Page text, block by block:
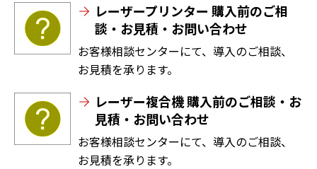
レーザープリンター 購入前のご相
談・お見積・お問い合わせ
お客様相談センターにて、導入のご相談、
お見積を承ります。
レーザー複合機 購入前のご相談・お
見積・お問い合わせ
お客様相談センターにて、導入のご相談、
お見積を承ります。